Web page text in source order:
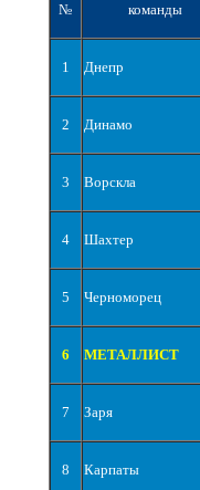
№ команды
1 Днепр
2 Динамо
3 Ворскла
4 Шахтер
5 Черноморец
6 МЕТАЛЛИСТ
7 Заря
8 Карпаты